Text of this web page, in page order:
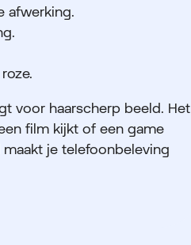
afwerking.
voor haarscherp beeld. Het
film kijkt of een game
je telefoonbeleving